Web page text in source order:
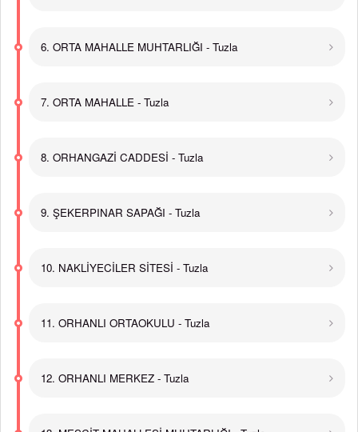
6. ORTA MAHALLE MUHTARLIĞI - Tuzla
7. ORTA MAHALLE - Tuzla
8. ORHANGAZİ CADDESİ - Tuzla
9. ŞEKERPINAR SAPAĞI - Tuzla
10. NAKLİYECİLER SİTESİ - Tuzla
11. ORHANLI ORTAOKULU - Tuzla
12. ORHANLI MERKEZ - Tuzla